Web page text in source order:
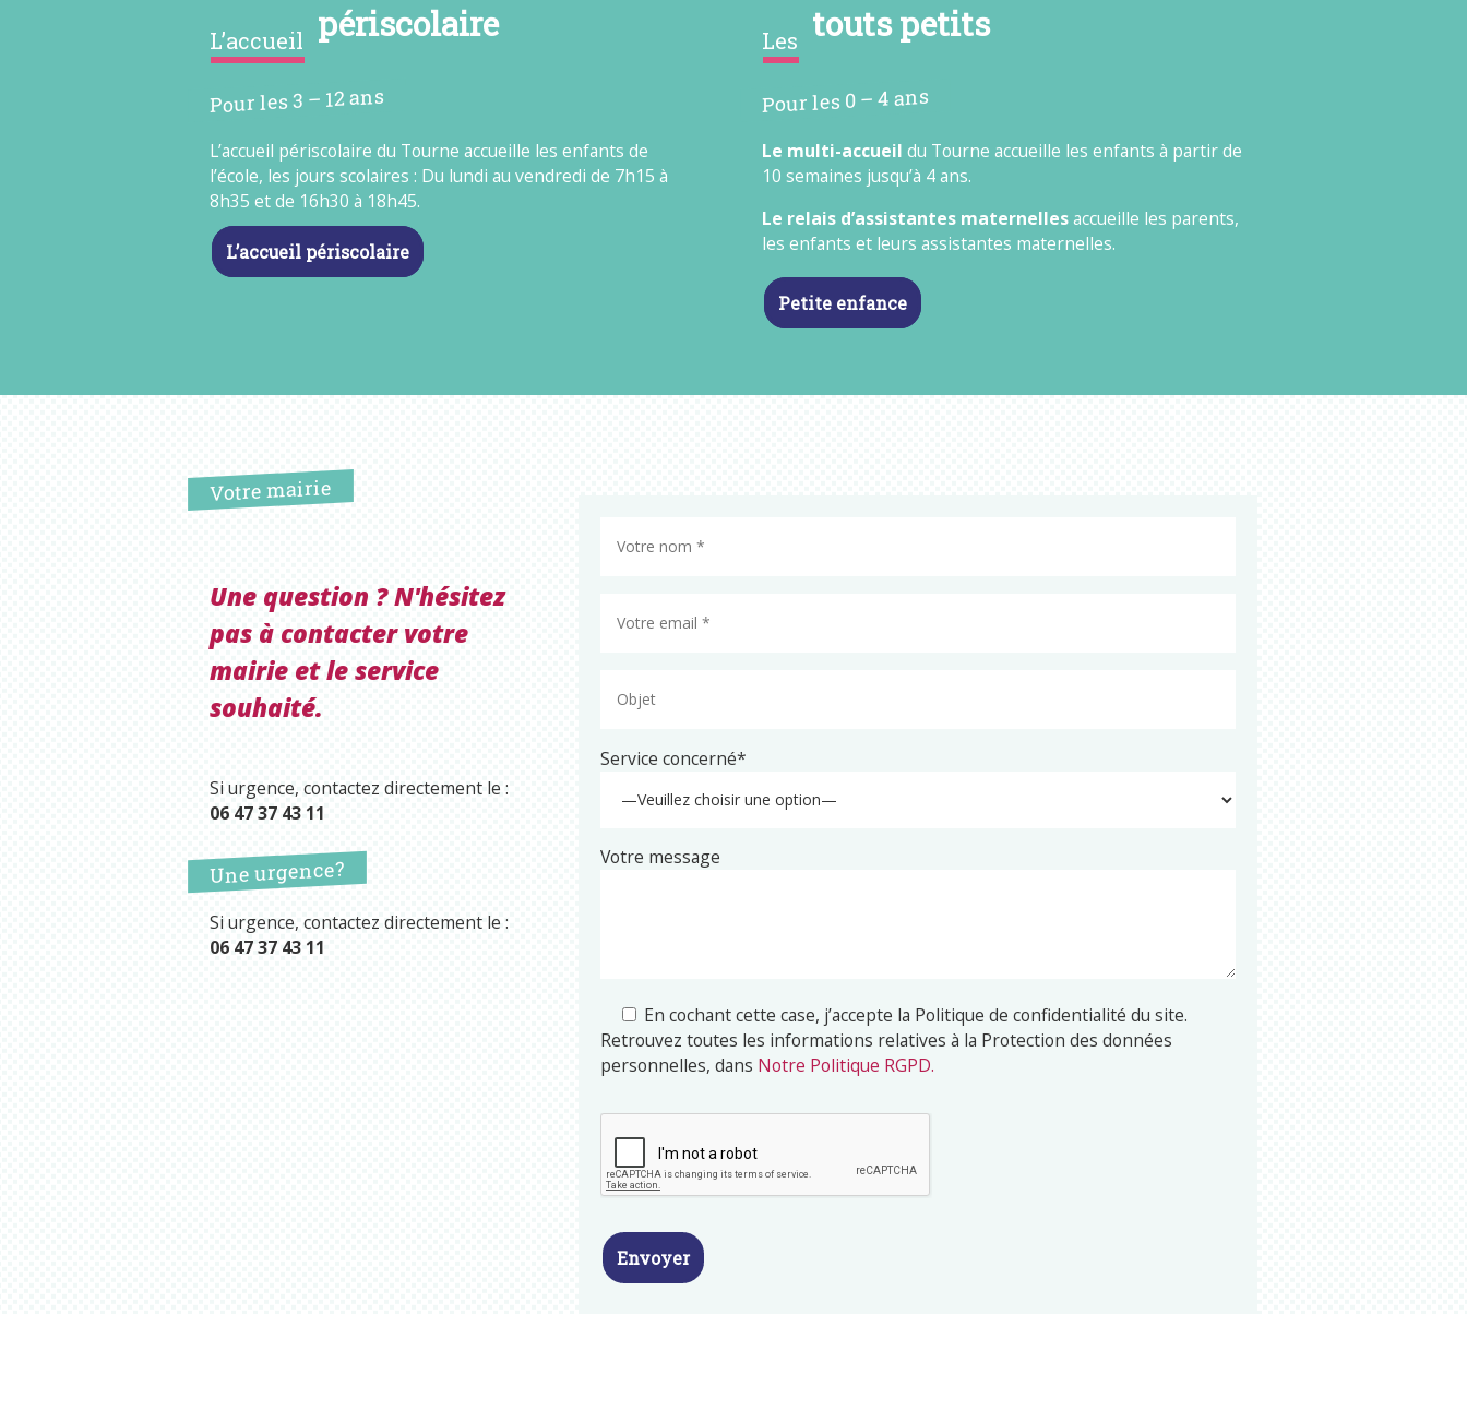
L’accueil périscolaire
Pour les 3 – 12 ans
L’accueil périscolaire du Tourne accueille les enfants de
l’école, les jours scolaires : Du lundi au vendredi de 7h15 à
8h35 et de 16h30 à 18h45.
L’accueil périscolaire
Les touts petits
Pour les 0 – 4 ans
Le multi-accueil du Tourne accueille les enfants à partir de
10 semaines jusqu’à 4 ans.
Le relais d’assistantes maternellesaccueille les parents,
les enfants et leurs assistantes maternelles.
Petite enfance
Votre mairie
Une question ? N'hésitez
pas à contacter votre
mairie et le service
souhaité.
Si urgence, contactez directement le :
06 47 37 43 11
Une urgence?
Si urgence, contactez directement le :
06 47 37 43 11
Service concerné*
Votre message
En cochant cette case, j’accepte la Politique de confidentialité du site.
Retrouvez toutes les informations relatives à la Protection des données
personnelles, dans Notre Politique RGPD.